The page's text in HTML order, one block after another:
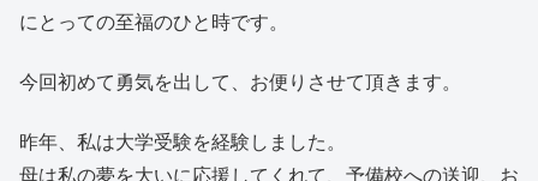
にとっての至福のひと時です。
今回初めて勇気を出して、お便りさせて頂きます。
昨年、私は大学受験を経験しました。
母は私の夢を大いに応援してくれて、予備校への送迎、お